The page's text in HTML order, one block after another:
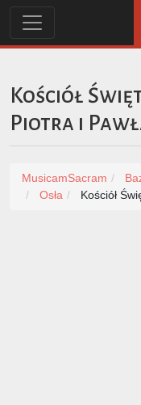
Kościół
Piotra i
MusicamSacram
Osła
Kościół